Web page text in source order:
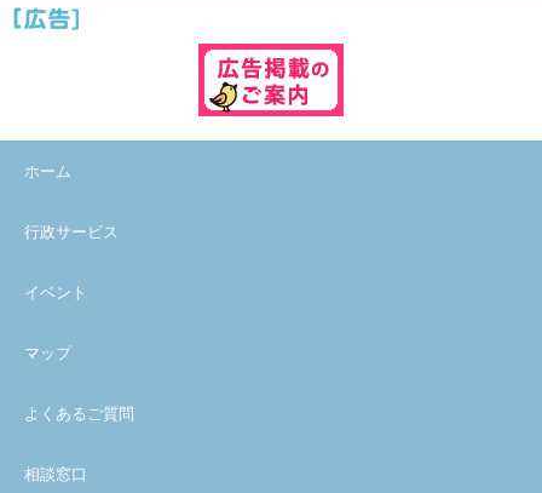
ホーム
行政サービス
イベント
マップ
よくあるご質問
相談窓口